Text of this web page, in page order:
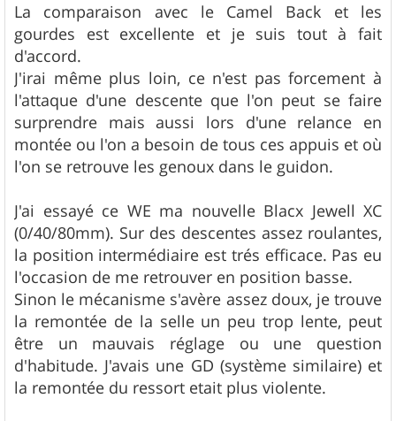
La comparaison avec le Camel Back et les
gourdes est excellente et je suis tout à fait
d'accord.
J'irai même plus loin, ce n'est pas forcement à
l'attaque d'une descente que l'on peut se faire
surprendre mais aussi lors d'une relance en
montée ou l'on a besoin de tous ces appuis et où
l'on se retrouve les genoux dans le guidon.
J'ai essayé ce WE ma nouvelle Blacx Jewell XC
(0/40/80mm). Sur des descentes assez roulantes,
la position intermédiaire est trés efficace. Pas eu
l'occasion de me retrouver en position basse.
Sinon le mécanisme s'avère assez doux, je trouve
la remontée de la selle un peu trop lente, peut
être un mauvais réglage ou une question
d'habitude. J'avais une GD (système similaire) et
la remontée du ressort etait plus violente.